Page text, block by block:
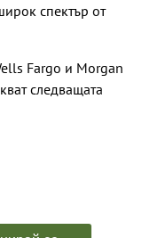
спектър от
Fargo и Morgan
следващата
правосъдие след
педофили“
държави се събират за